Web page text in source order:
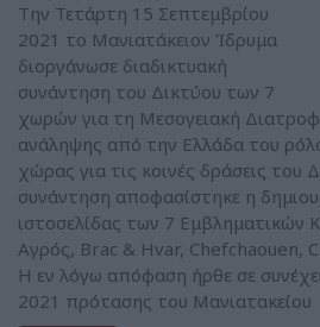
Την Τετάρτη 15 Σεπτεμβρίου
2021 το Μανιατάκειον Ίδρυμα
διοργάνωσε διαδικτυακή
συνάντηση του Δικτύου των 7
χωρών για τη Μεσογειακή
ανάληψης από την Ελλάδα του
χώρας για τις κοινές δράσεις του
συνάντηση αποφασίστηκε η
ιστοσελίδας των 7 Εμβληματικών
Αγρός, Brac & Hvar, Chefchaouen,
H εν λόγω απόφαση ήρθε σε
2021 πρότασης του Μανιατακείου